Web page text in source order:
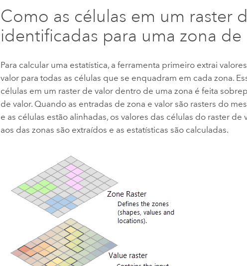
Como as células em um raster
identificadas para uma zona de
Para calcular uma estatística, a ferramenta primeiro extrai
valor para todas as células que se enquadram em cada zona.
células em um raster de valor dentro de uma zona é feita
de valor. Quando as entradas de zona e valor são rasters do
e as células estão alinhadas, os valores das células do raster
aos das zonas são extraídos e as estatísticas são calculadas.